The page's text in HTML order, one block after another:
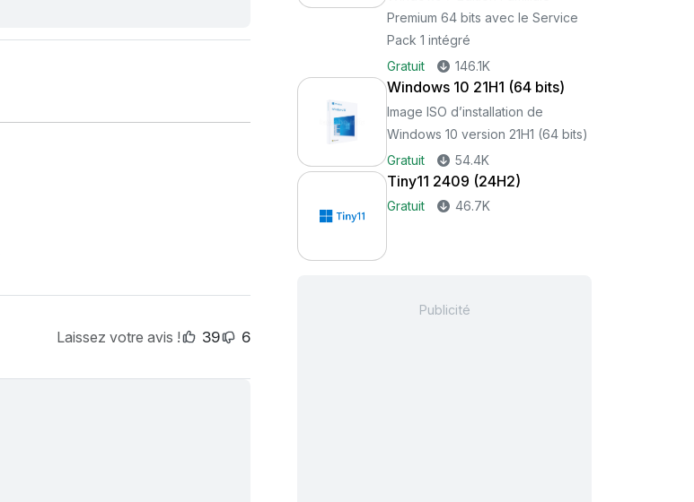
Laissez votre avis ! 39 6
Premium 64 bits avec le Service
Pack 1 intégré
Gratuit
146.1K
Windows 10 21H1 (64 bits)
Image ISO d’installation de
Windows 10 version 21H1 (64 bits)
Gratuit
54.4K
Tiny11 2409 (24H2)
Gratuit 46.7K